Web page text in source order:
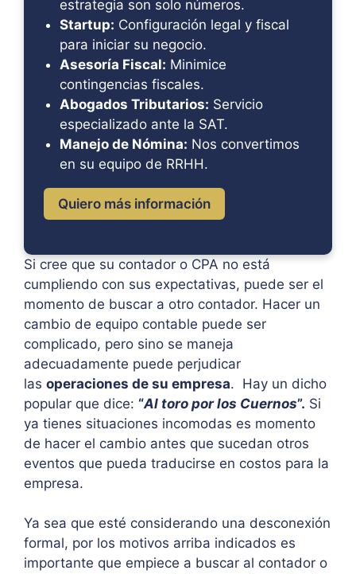
estrategia son solo números.
Startup: Configuración legal y fiscal
para iniciar su negocio.
Asesoría Fiscal: Minimice
contingencias fiscales.
Abogados Tributarios: Servicio
especializado ante la SAT.
Manejo de Nómina: Nos convertimos
en su equipo de RRHH.
Quiero más información
Si cree que su contador o CPA no está
cumpliendo con sus expectativas, puede ser el
momento de buscar a otro contador. Hacer un
cambio de equipo contable puede ser
complicado, pero sino se maneja
adecuadamente puede perjudicar
las operaciones de su empresa. Hay un dicho
popular que dice: “Al toro por los Cuernos”. Si
ya tienes situaciones incomodas es momento
de hacer el cambio antes que sucedan otros
eventos que pueda traducirse en costos para la
empresa.
Ya sea que esté considerando una desconexión
formal, por los motivos arriba indicados es
importante que empiece a buscar al contador o